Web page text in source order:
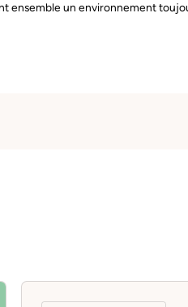
ensemble un environnement